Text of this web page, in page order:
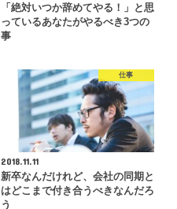
「絶対いつか辞めてやる！」と思
っているあなたがやるべき3つの
事
仕事
2018.11.11
新卒なんだけれど、会社の同期と
はどこまで付き合うべきなんだろ
う